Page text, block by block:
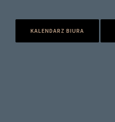
KALENDARZ BIURA